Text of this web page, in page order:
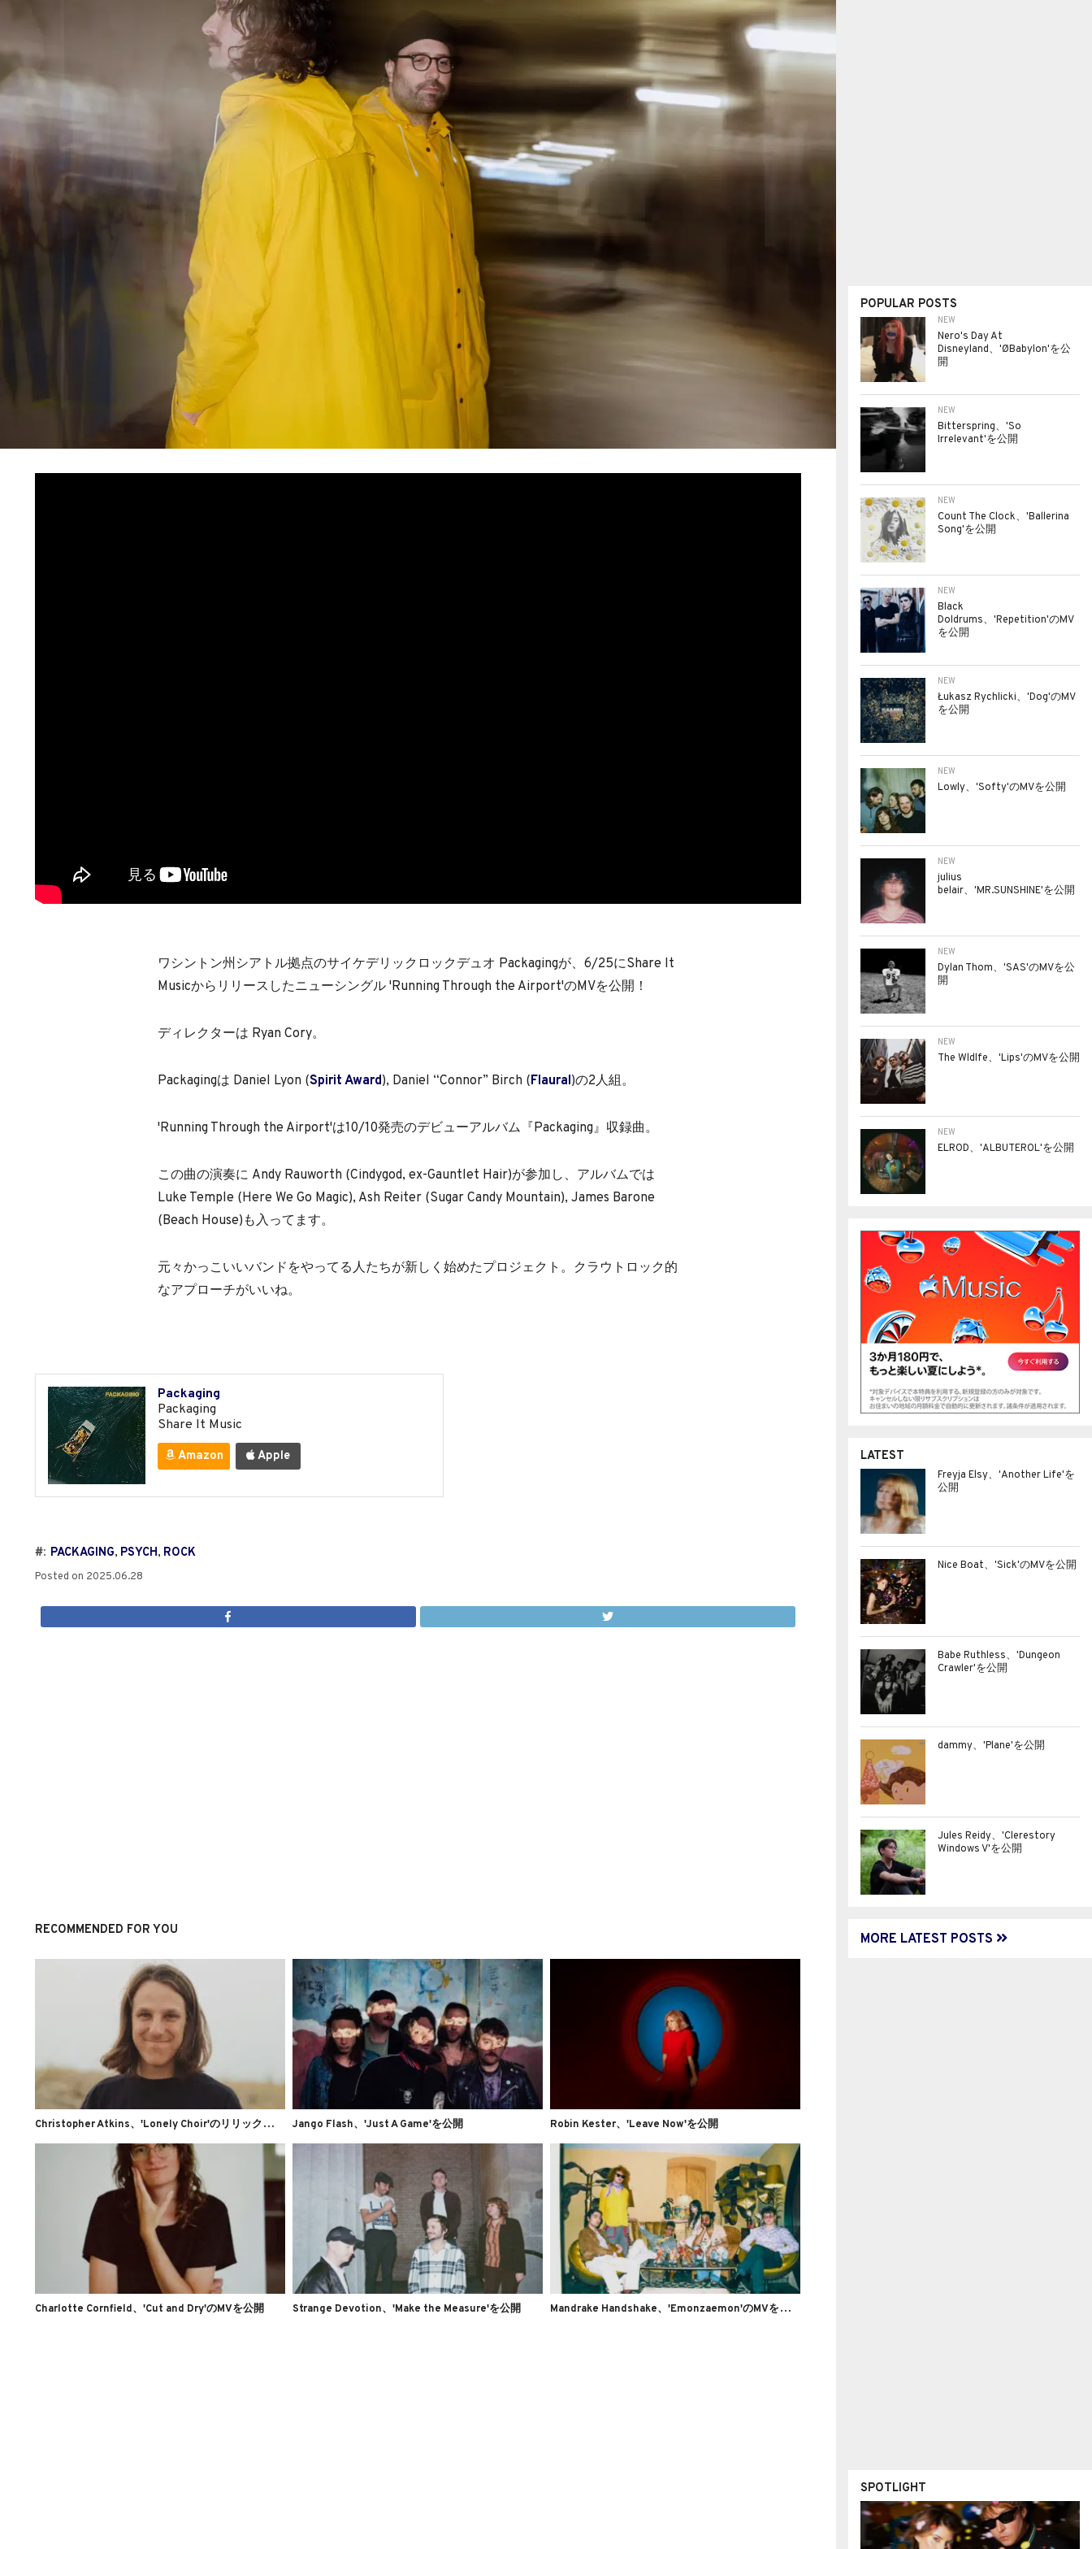
ワシントン州シアトル拠点のサイケデリックロックデュオ Packagingが、6/25にShare It
Musicからリリースしたニューシングル 'Running Through the Airport'のMVを公開！
ディレクターは Ryan Cory。
Packagingは Daniel Lyon (Spirit Award), Daniel “Connor” Birch (Flaural)の2人組。
'Running Through the Airport'は10/10発売のデビューアルバム『Packaging』収録曲。
この曲の演奏に Andy Rauworth (Cindygod, ex-Gauntlet Hair)が参加し、アルバムでは
Luke Temple (Here We Go Magic), Ash Reiter (Sugar Candy Mountain), James Barone
(Beach House)も入ってます。
元々かっこいいバンドをやってる人たちが新しく始めたプロジェクト。クラウトロック的
なアプローチがいいね。
Packaging
Packaging
Share It Music
Amazon Apple
#: PACKAGING, PSYCH, ROCK
Posted on 2025.06.28
RECOMMENDED FOR YOU
C
hristopher Atkins、'Lonely Choir'のリリックビデオを公開 Jango Flash、'Just A Game'を公開 Robin Kester、'Leave Now'を公開
Charlotte Cornfield、'Cut and Dry'のMVを公開 Strange Devotion、'Make the Measure'を公開 M
andrake Handshake、'Emonzaemon'のMVを公開
POPULAR POSTS
NEW
Nero's Day At
Disneyland、'ØBabylon'を公
開
NEW
Bitterspring、'So
Irrelevant'を公開
NEW
Count The Clock、'Ballerina
Song'を公開
NEW
Black
Doldrums、'Repetition'のMV
を公開
NEW
Łukasz Rychlicki、'Dog'のMV
を公開
NEW
Lowly、'Softy'のMVを公開
NEW
julius
belair、'MR.SUNSHINE'を公開
NEW
Dylan Thom、'SAS'のMVを公
開
NEW
The Wldlfe、'Lips'のMVを公開
NEW
ELROD、'ALBUTEROL'を公開
LATEST
Freyja Elsy、'Another Life'を
公開
Nice Boat、'Sick'のMVを公開
Babe Ruthless、'Dungeon
Crawler'を公開
dammy、'Plane'を公開
Jules Reidy、'Clerestory
Windows V'を公開
MORE LATEST POSTS
SPOTLIGHT